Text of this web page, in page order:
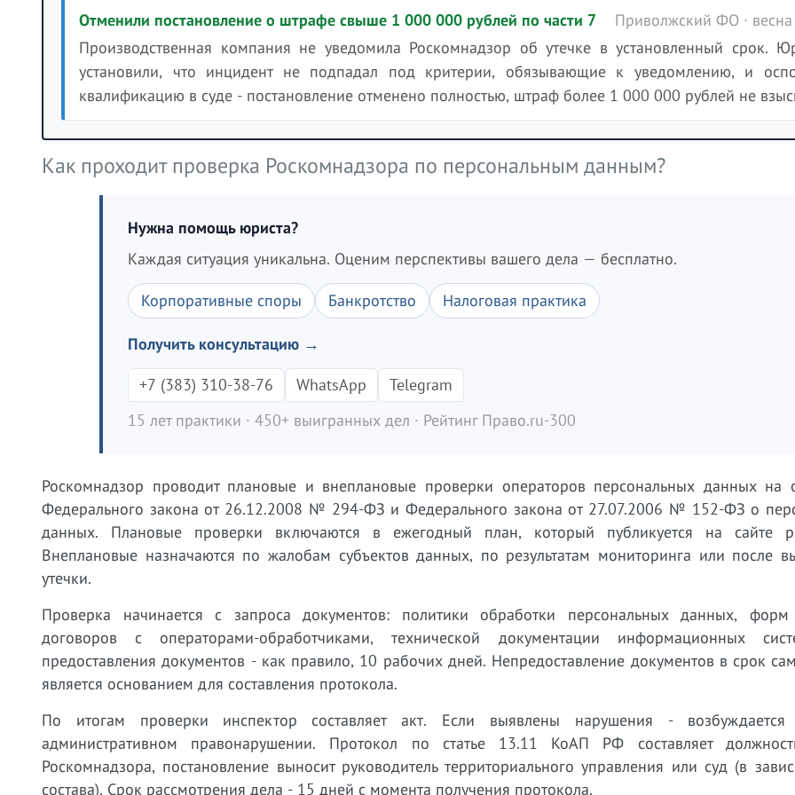
Отменили постановление о штрафе свыше 1 000 000 рублей по части 7
Приволжский ФО ·
Производственная компания не уведомила Роскомнадзор об утечке в установленный срок.
установили, что инцидент не подпадал под критерии, обязывающие к уведомлению, и
квалификацию в суде - постановление отменено полностью, штраф более 1 000 000 рублей не
Как проходит проверка Роскомнадзора по персональным данным?
Нужна помощь юриста?
Каждая ситуация уникальна. Оценим перспективы вашего дела — бесплатно.
Корпоративные споры Банкротство Налоговая практика
Получить консультацию →
+7 (383) 310-38-76
WhatsApp
Telegram
15 лет практики · 450+ выигранных дел · Рейтинг Право.ru-300
Роскомнадзор проводит плановые и внеплановые проверки операторов персональных данных на
Федерального закона от 26.12.2008 № 294-ФЗ и Федерального закона от 27.07.2006 № 152-ФЗ о
данных. Плановые проверки включаются в ежегодный план, который публикуется на сайте
Внеплановые назначаются по жалобам субъектов данных, по результатам мониторинга или после
утечки.
Проверка начинается с запроса документов: политики обработки персональных данных, форм
договоров с операторами-обработчиками, технической документации информационных
предоставления документов - как правило, 10 рабочих дней. Непредоставление документов в срок
является основанием для составления протокола.
По итогам проверки инспектор составляет акт. Если выявлены нарушения -
административном правонарушении. Протокол по статье 13.11 КоАП РФ составляет
Роскомнадзора, постановление выносит руководитель территориального управления или суд (в
состава). Срок рассмотрения дела - 15 дней с момента получения протокола.